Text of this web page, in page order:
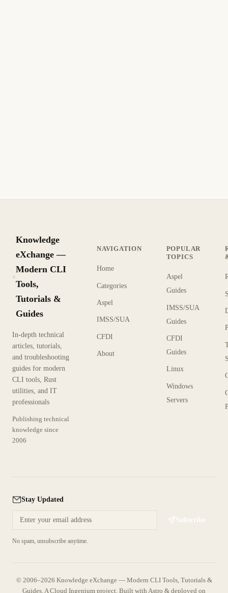
Knowledge
eXchange —
Modern CLI
Tools,
Tutorials &
Guides
In-depth technical
articles, tutorials,
and troubleshooting
guides for modern
CLI tools, Rust
utilities, and IT
professionals
Publishing technical
knowledge since
2006
NAVIGATION
Home
Categories
Aspel
IMSS/SUA
CFDI
About
POPULAR
TOPICS
Aspel
Guides
IMSS/SUA
Guides
CFDI
Guides
Linux
Windows
Servers
Stay Updated
Subscribe
No spam, unsubscribe anytime.
© 2006–2026 Knowledge eXchange — Modern CLI Tools, Tutorials &
Guides. ACloud Ingenium project. Built with Astro & deployed on